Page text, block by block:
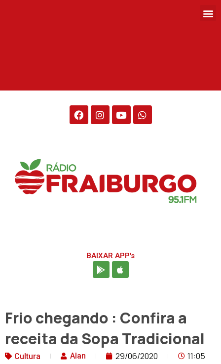
BAIXAR APP's
Frio chegando : Confira a
receita da Sopa Tradicional
Cultura Alan 29/06/2020 11:05